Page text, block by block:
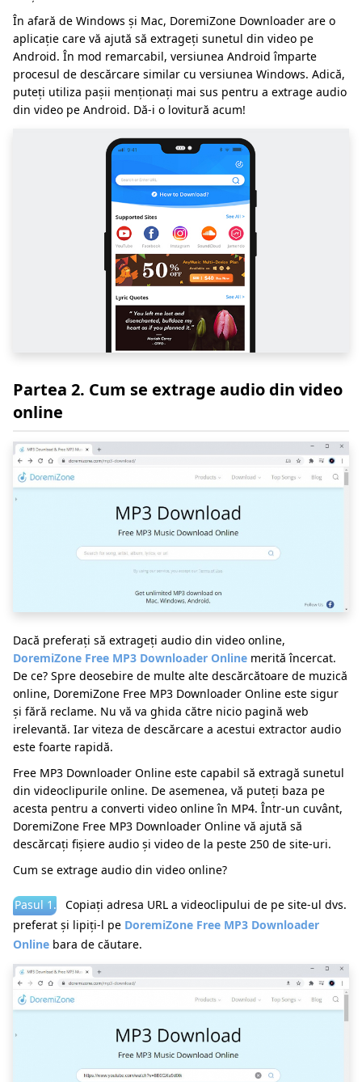
În afară de Windows și Mac, DoremiZone Downloader are o
aplicație care vă ajută să extrageți sunetul din video pe
Android. În mod remarcabil, versiunea Android împarte
procesul de descărcare similar cu versiunea Windows. Adică,
puteți utiliza pașii menționați mai sus pentru a extrage audio
din video pe Android. Dă-i o lovitură acum!
Partea 2. Cum se extrage audio din video
online
Dacă preferați să extrageți audio din video online,
DoremiZone Free MP3 Downloader Online merită încercat.
De ce? Spre deosebire de multe alte descărcătoare de muzică
online, DoremiZone Free MP3 Downloader Online este sigur
și fără reclame. Nu vă va ghida către nicio pagină web
irelevantă. Iar viteza de descărcare a acestui extractor audio
este foarte rapidă.
Free MP3 Downloader Online este capabil să extragă sunetul
din videoclipurile online. De asemenea, vă puteți baza pe
acesta pentru a converti video online în MP4. Într-un cuvânt,
DoremiZone Free MP3 Downloader Online vă ajută să
descărcați fișiere audio și video de la peste 250 de site-uri.
Cum se extrage audio din video online?
Pasul 1.
Copiați adresa URL a videoclipului de pe site-ul dvs.
preferat și lipiți-l pe DoremiZone Free MP3 Downloader
Online bara de căutare.